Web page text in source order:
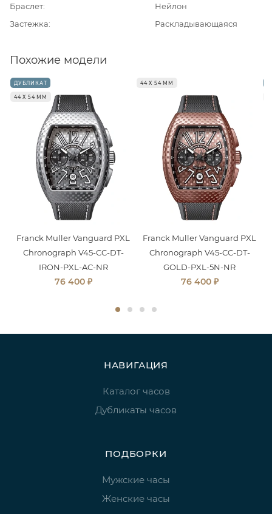
Браслет
Нейлон
Застежка
Раскладывающаяся
Похожие модели
ДУБЛИКАТ
44 Х 54 ММ
Franck Muller Vanguard PXL
Chronograph V45-CC-DT-
IRON-PXL-AC-NR
76 400 ₽
44 Х 54 ММ
Franck Muller Vanguard PXL
Chronograph V45-CC-DT-
GOLD-PXL-5N-NR
76 400 ₽
НАВИГАЦИЯ
Каталог часов
Дубликаты часов
ПОДБОРКИ
Мужские часы
Женские часы